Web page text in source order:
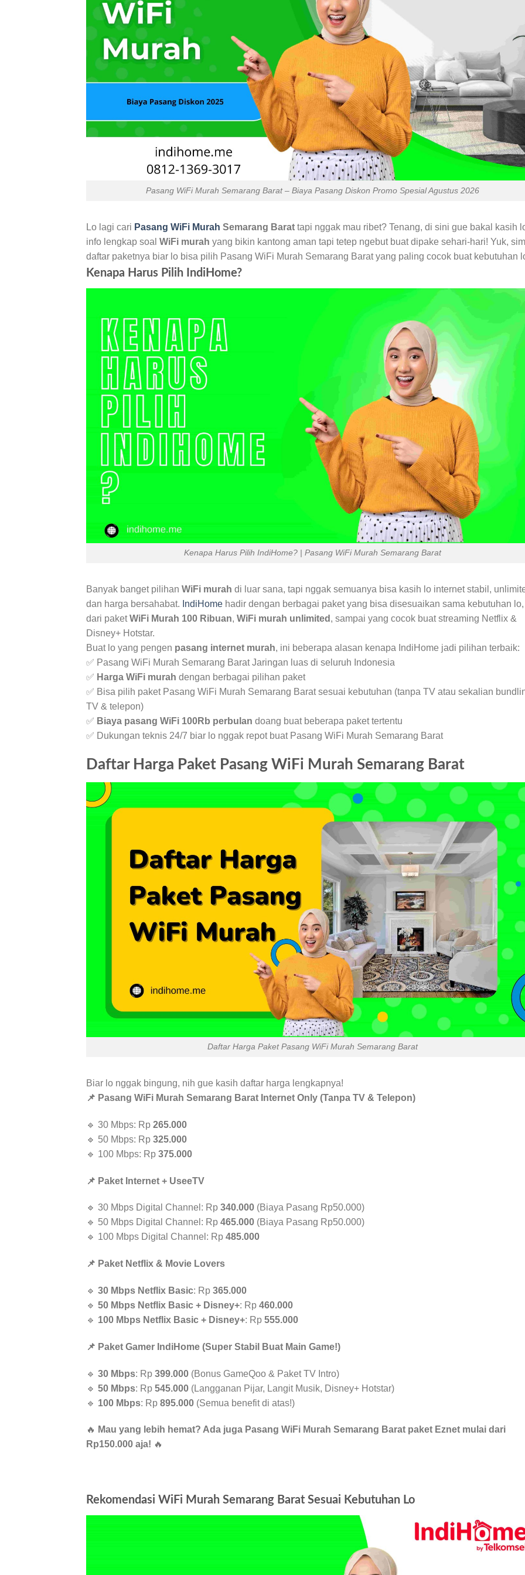
Pasang WiFi Murah Semarang Barat – Biaya Pasang Diskon Promo Spesial Agustus 2026
Lo lagi cari Pasang WiFi Murah Semarang Barat tapi nggak mau ribet? Tenang, di sini gue bakal kasih
info lengkap soal WiFi murah yang bikin kantong aman tapi tetep ngebut buat dipake sehari-hari! Yuk,
daftar paketnya biar lo bisa pilih Pasang WiFi Murah Semarang Barat yang paling cocok buat kebutuhan
Kenapa Harus Pilih IndiHome?
Kenapa Harus Pilih IndiHome? | Pasang WiFi Murah Semarang Barat
Banyak banget pilihan WiFi murah di luar sana, tapi nggak semuanya bisa kasih lo internet stabil,
dan harga bersahabat. IndiHome hadir dengan berbagai paket yang bisa disesuaikan sama kebutuhan lo,
dari paketWiFi Murah 100 Ribuan, WiFi murah unlimited , sampai yang cocok buat streaming Netflix &
Disney+ Hotstar.
Buat lo yang pengen pasang internet murah, ini beberapa alasan kenapa IndiHome jadi pilihan terbaik:
✅ Pasang WiFi Murah Semarang Barat Jaringan luas di seluruh Indonesia
✅ Harga WiFi murah dengan berbagai pilihan paket
✅ Bisa pilih paket Pasang WiFi Murah Semarang Barat sesuai kebutuhan (tanpa TV atau sekalian
TV & telepon)
✅ Biaya pasang WiFi 100Rb perbulan doang buat beberapa paket tertentu
✅ Dukungan teknis 24/7 biar lo nggak repot buat Pasang WiFi Murah Semarang Barat
Daftar Harga Paket Pasang WiFi Murah Semarang Barat
Daftar Harga Paket Pasang WiFi Murah Semarang Barat
Biar lo nggak bingung, nih gue kasih daftar harga lengkapnya!
📌 Pasang WiFi Murah Semarang Barat Internet Only (Tanpa TV & Telepon)
🔹 30 Mbps: Rp 265.000
🔹 50 Mbps: Rp 325.000
🔹 100 Mbps: Rp 375.000
📌 Paket Internet + UseeTV
🔹 30 Mbps Digital Channel: Rp 340.000 (Biaya Pasang Rp50.000)
🔹 50 Mbps Digital Channel: Rp 465.000 (Biaya Pasang Rp50.000)
🔹 100 Mbps Digital Channel: Rp 485.000
📌 Paket Netflix & Movie Lovers
🔹 30 Mbps Netflix Basic: Rp 365.000
🔹 50 Mbps Netflix Basic + Disney+: Rp 460.000
🔹 100 Mbps Netflix Basic + Disney+: Rp 555.000
📌 Paket Gamer IndiHome (Super Stabil Buat Main Game!)
🔹 30 Mbps: Rp 399.000 (Bonus GameQoo & Paket TV Intro)
🔹 50 Mbps: Rp 545.000 (Langganan Pijar, Langit Musik, Disney+ Hotstar)
🔹 100 Mbps: Rp 895.000 (Semua benefit di atas!)
🔥 Mau yang lebih hemat? Ada juga Pasang WiFi Murah Semarang Barat paket Eznet mulai dari
Rp150.000 aja! 🔥
Rekomendasi WiFi Murah Semarang Barat Sesuai Kebutuhan Lo